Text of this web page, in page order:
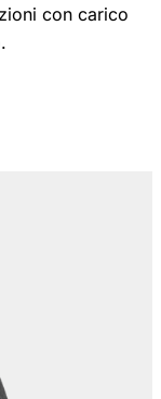
con carico